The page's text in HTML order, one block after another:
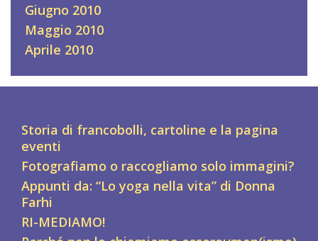
Giugno 2010
Maggio 2010
Aprile 2010
Storia di francobolli, cartoline e la pagina
eventi
Fotografiamo o raccogliamo solo immagini?
Appunti da: “Lo yoga nella vita” di Donna
Farhi
RI-MEDIAMO!